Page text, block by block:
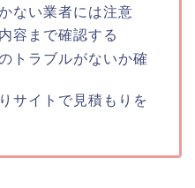
ない業者には注意
容まで確認する
トラブルがないか確
サイトで見積もりを